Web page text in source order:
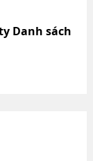
Danh sách